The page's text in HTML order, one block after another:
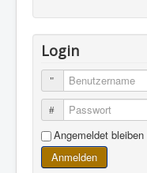
Login
Benutzername
Passwort
Angemeldet bleiben
Anmelden